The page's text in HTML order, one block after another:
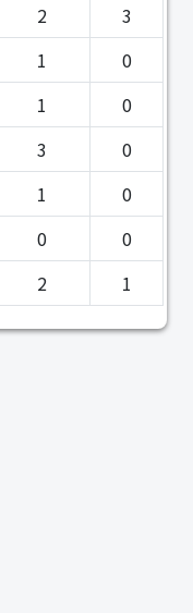
2
3
1
0
1
0
3
0
1
0
0
0
2 1